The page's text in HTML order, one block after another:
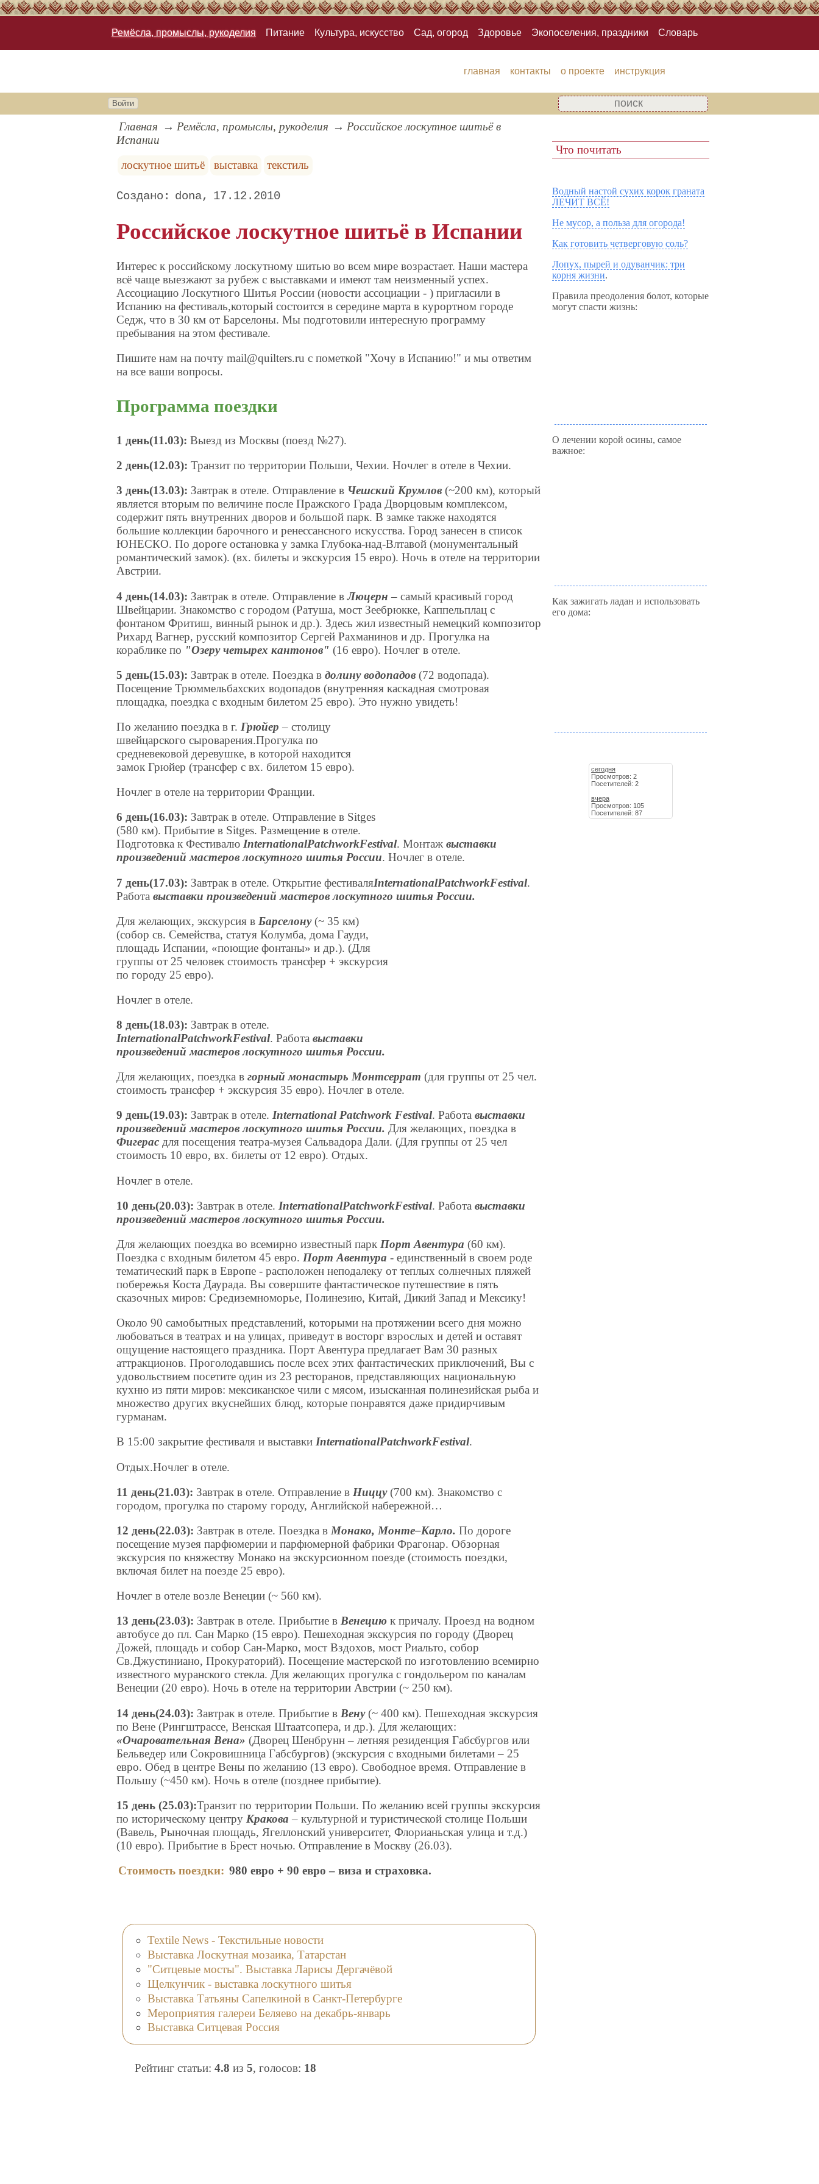
Ремёсла, промыслы, рукоделия Питание Культура, искусство Сад, огород Здоровье Экопоселения, праздники Словарь
главная контакты о проекте инструкция
Войти
Главная Ремёсла, промыслы, рукоделия
Российское лоскутное шитьё в
Испании
лоскутное шитьё
выставка текстиль
dona 17.12.2010
Российское лоскутное шитьё в Испании
Интерес к российскому лоскутному шитью во всем мире возрастает. Наши мастера
всё чаще выезжают за рубеж с выставками и имеют там неизменный успех.
Ассоциацию Лоскутного Шитья России (новости ассоциации - ) пригласили в
Испанию на фестиваль,который состоится в середине марта в курортном городе
Седж, что в 30 км от Барселоны. Мы подготовили интересную программу
пребывания на этом фестивале.
Пишите нам на почту mail@quilters.ru с пометкой "Хочу в Испанию!" и мы ответим
на все ваши вопросы.
Программа поездки
1 день(11.03):Выезд из Москвы (поезд №27).
2 день(12.03):Транзит по территории Польши, Чехии. Ночлег в отеле в Чехии.
3 день(13.03): Завтрак в отеле. Отправление в Чешский Крумлов (~200 км), который
является вторым по величине после Пражского Града Дворцовым комплексом,
содержит пять внутренних дворов и большой парк. В замке также находятся
большие коллекции барочного и ренессансного искусства. Город занесен в список
ЮНЕСКО. По дороге остановка у замка Глубока-над-Влтавой (монументальный
романтический замок). (вх. билеты и экскурсия 15 евро). Ночь в отеле на территории
Австрии.
4 день(14.03): Завтрак в отеле. Отправление вЛюцерн – самый красивый город
Швейцарии. Знакомство с городом (Ратуша, мост Зеебрюкке, Каппельплац с
фонтаном Фритиш, винный рынок и др.). Здесь жил известный немецкий композитор
Рихард Вагнер, русский композитор Сергей Рахманинов и др. Прогулка на
кораблике по "Озеру четырех кантонов" (16 евро). Ночлег в отеле.
5 день(15.03): Завтрак в отеле. Поездка вдолину водопадов (72 водопада).
Посещение Трюммельбахских водопадов (внутренняя каскадная смотровая
площадка, поездка с входным билетом 25 евро). Это нужно увидеть!
По желанию поездка в г. Грюйер – столицу
швейцарского сыроварения.Прогулка по
средневековой деревушке, в которой находится
замок Грюйер (трансфер с вх. билетом 15 евро).
Ночлег в отеле на территории Франции.
6 день(16.03): Завтрак в отеле. Отправление в Sitges
(580 км). Прибытие в Sitges. Размещение в отеле.
Подготовка к ФестивалюInternationalPatchworkFestival. Монтажвыставки
произведений мастеров лоскутного шитья России. Ночлег в отеле.
7 день(17.03): Завтрак в отеле. Открытие фестиваляInternationalPatchworkFestival.
Работавыставки произведений мастеров лоскутного шитья России.
Для желающих, экскурсия в Барселону(~ 35 км)
(собор св. Семейства, статуя Колумба, дома Гауди,
площадь Испании, «поющие фонтаны» и др.). (Для
группы от 25 человек стоимость трансфер + экскурсия
по городу 25 евро).
Ночлег в отеле.
8 день(18.03): Завтрак в отеле.
InternationalPatchworkFestival. Работавыставки
произведений мастеров лоскутного шитья России.
Для желающих, поездка вгорный монастырь Монтсеррат (для группы от 25 чел.
стоимость трансфер + экскурсия 35 евро). Ночлег в отеле.
9день(19.03): Завтрак в отеле.International Patchwork Festival. Работавыставки
произведений мастеров лоскутного шитья России.Для желающих, поездка в
Фигерас для посещения театра-музея Сальвадора Дали. (Для группы от 25 чел
стоимость 10 евро, вх. билеты от 12 евро). Отдых.
Ночлег в отеле.
10 день(20.03): Завтрак в отеле. InternationalPatchworkFestival. Работавыставки
произведений мастеров лоскутного шитья России.
Для желающих поездка во всемирно известный парк Порт Авентура (60 км).
Поездка с входным билетом 45 евро. Порт Авентура - единственный в своем роде
тематический парк в Европе - расположен неподалеку от теплых солнечных пляжей
побережья Коста Даурада. Вы совершите фантастическое путешествие в пять
сказочных миров: Средиземноморье, Полинезию, Китай, Дикий Запад и Мексику!
Около 90 самобытных представлений, которыми на протяжении всего дня можно
любоваться в театрах и на улицах, приведут в восторг взрослых и детей и оставят
ощущение настоящего праздника. Порт Авентура предлагает Вам 30 разных
аттракционов. Проголодавшись после всех этих фантастических приключений, Вы с
удовольствием посетите один из 23 ресторанов, представляющих национальную
кухню из пяти миров: мексиканское чили с мясом, изысканная полинезийская рыба и
множество других вкуснейших блюд, которые понравятся даже придирчивым
гурманам.
В 15:00 закрытие фестиваля и выставкиInternationalPatchworkFestival.
Отдых.Ночлег в отеле.
11 день(21.03): Завтрак в отеле. Отправление в Ниццу(700 км). Знакомство с
городом, прогулка по старому городу, Английской набережной…
12 день(22.03): Завтрак в отеле. Поездка в Монако, Монте–Карло. По дороге
посещение музея парфюмерии и парфюмерной фабрики Фрагонар. Обзорная
экскурсия по княжеству Монако на экскурсионном поезде (стоимость поездки,
включая билет на поезде 25 евро).
Ночлег в отеле возле Венеции (~ 560 км).
13 день(23.03): Завтрак в отеле. Прибытие вВенецию к причалу. Проезд на водном
автобусе до пл. Сан Марко (15 евро). Пешеходная экскурсия по городу (Дворец
Дожей, площадь и собор Сан-Марко, мост Вздохов, мост Риальто, собор
Св.Джустиниано, Прокураторий). Посещение мастерской по изготовлению всемирно
известного муранского стекла. Для желающих прогулка с гондольером по каналам
Венеции (20 евро). Ночь в отеле на территории Австрии (~ 250 км).
14 день(24.03): Завтрак в отеле. Прибытие в Вену(~ 400 км). Пешеходная экскурсия
по Вене (Рингштрассе, Венская Штаатсопера, и др.). Для желающих:
«Очаровательная Вена» (Дворец Шенбрунн – летняя резиденция Габсбургов или
Бельведер или Сокровишница Габсбургов) (экскурсия с входными билетами – 25
евро. Обед в центре Вены по желанию (13 евро). Свободное время. Отправление в
Польшу (~450 км). Ночь в отеле (позднее прибытие).
15 день (25.03):Транзит по территории Польши. По желанию всей группы экскурсия
по историческому центру Кракова – культурной и туристической столице Польши
(Вавель, Рыночная площадь, Ягеллонский университет, Флорианьская улица и т.д.)
(10 евро). Прибытие в Брест ночью. Отправление в Москву (26.03).
Стоимость поездки: 980 евро + 90 евро – виза и страховка.
Textile News - Текстильные новости
Выставка Лоскутная мозаика, Татарстан
"Ситцевые мосты". Выставка Ларисы Дергачёвой
Щелкунчик - выставка лоскутного шитья
Выставка Татьяны Сапелкиной в Санкт-Петербурге
Мероприятия галереи Беляево на декабрь-январь
Выставка Ситцевая Россия
Рейтинг статьи: 4.8 из 5, голосов: 18
Что почитать
Водный настой сухих корок граната
ЛЕЧИТ ВСЁ!
Не мусор, а польза для огорода!
Как готовить четверговую соль?
Лопух, пырей и одуванчик: три
корня жизни.
Правила преодоления болот, которые
могут спасти жизнь:
О лечении корой осины, самое
важное:
Как зажигать ладан и использовать
его дома:
сегодня
Просмотров: 2
Посетителей: 2
вчера
Просмотров: 105
Посетителей: 87